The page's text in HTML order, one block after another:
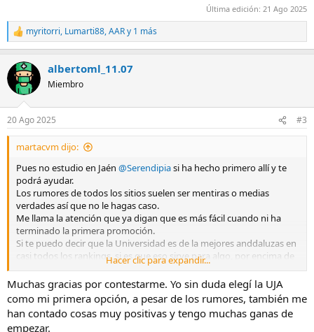
Última edición: 21 Ago 2025
R
e
c
c
i
n
e
s
myritorri, Lumarti88,AARy 1 más
albertoml_11.07
Miembro
20 Ago 2025 #3
martacvm dijo:
Pues no estudio en Jaén @Serendipiasi ha hecho primero allí y te
podrá ayudar.
Los rumores de todos los sitios suelen ser mentiras o medias
verdades así que no le hagas caso.
Me llama la atención que ya digan que es más fácil cuando ni ha
terminado la primera promoción.
Si te puedo decir que la Universidad es de la mejores anddaluzas en
casi todos los rankings, si es que eso sirve para algo, por encima de
otras universidades del sur con más años y tradición.
Por ejemplo esta semana leí esto.
https://cadenaser.com/andalucia/202...-tercera-universidad-de-
andalucia-radio-jaen/
Hay gente que se cree que en Jaén solo tenemos olivos y cuestas
Hacer clic para expandir...
Muchas gracias por contestarme. Yo sin duda elegí la UJA
como mi primera opción, a pesar de los rumores, también me
han contado cosas muy positivas y tengo muchas ganas de
empezar.